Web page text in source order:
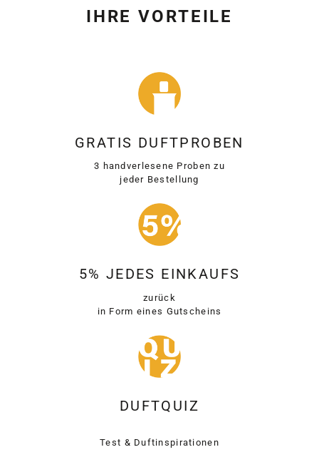
IHRE VORTEILE
GRATIS DUFTPROBEN
3 handverlesene Proben zu
jeder Bestellung
5% JEDES EINKAUFS
zurück
in Form eines Gutscheins
DUFTQUIZ
Test & Duftinspirationen